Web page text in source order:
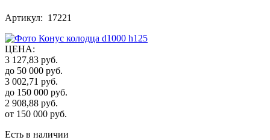
Артикул: 17221
ЦЕНА:
3 127,83 руб.
до 50 000 руб.
3 002,71 руб.
до 150 000 руб.
2 908,88 руб.
от 150 000 руб.
Есть в наличии